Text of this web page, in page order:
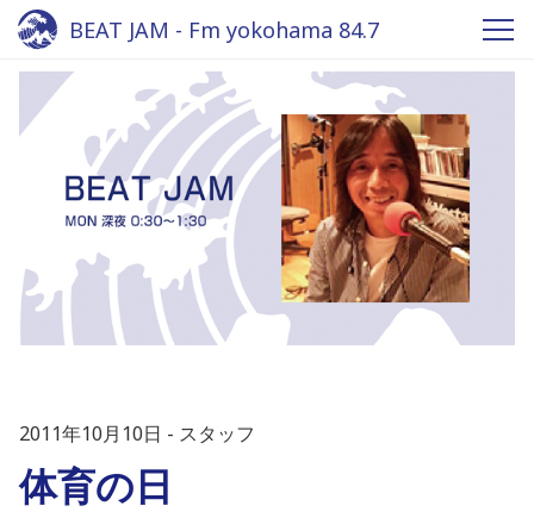
BEAT JAM - Fm yokohama 84.7
2011年10月10日 スタッフ
体育の日